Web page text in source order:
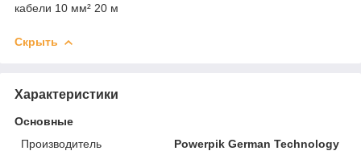
кабели 10 мм² 20 м
Скрыть
Характеристики
Основные
Производитель
Powerpik German Technology